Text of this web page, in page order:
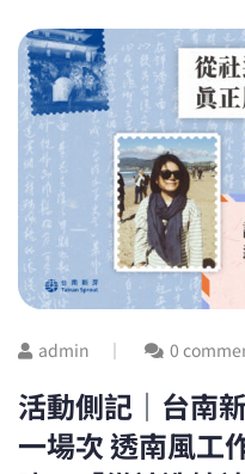
admin 0
活動側記｜台南
一場次 透南風工